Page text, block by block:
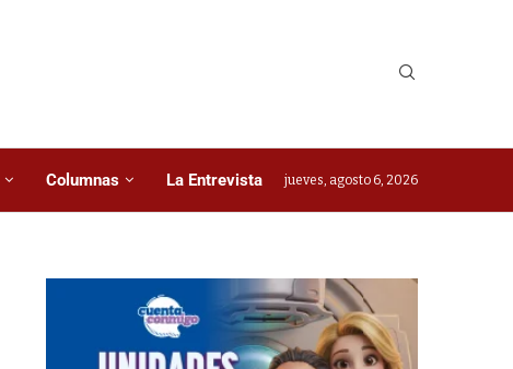
Columnas La Entrevista jueves, agosto 6, 2026